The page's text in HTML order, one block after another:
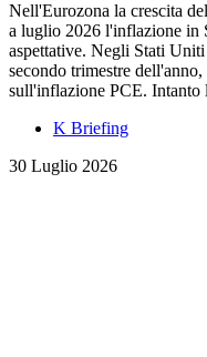
Nell'Eurozona la crescita
a luglio 2026 l'inflazione in
aspettative. Negli Stati
secondo trimestre
sull'inflazione PCE. Intanto
K Briefing
30 Luglio 2026